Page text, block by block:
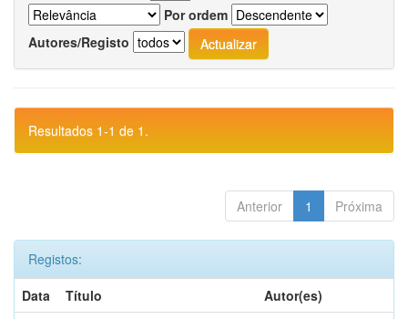
Por ordem
Autores/Registo
Resultados 1-1 de 1.
Anterior 1 Próxima
Registos:
Data
Título
Autor(es)